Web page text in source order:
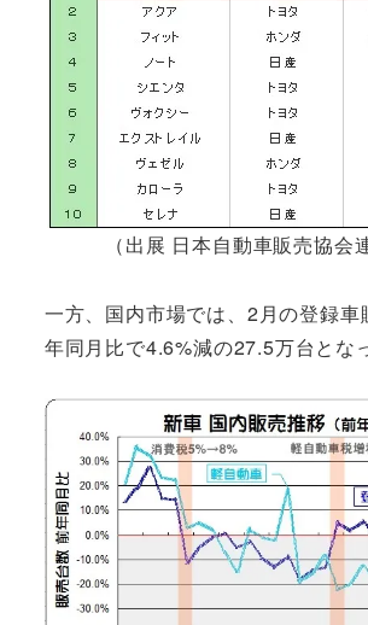
（出展 日本自動車販売協会
一方、国内市場では、2月の登録車
年同月比で4.6%減の27.5万台とな